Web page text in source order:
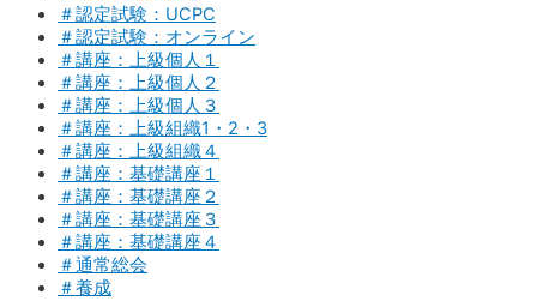
＃認定試験：UCPC
＃認定試験：オンライン
＃講座：上級個人１
＃講座：上級個人２
＃講座：上級個人３
＃講座：上級組織1・2・3
＃講座：上級組織４
＃講座：基礎講座１
＃講座：基礎講座２
＃講座：基礎講座３
＃講座：基礎講座４
＃通常総会
＃養成